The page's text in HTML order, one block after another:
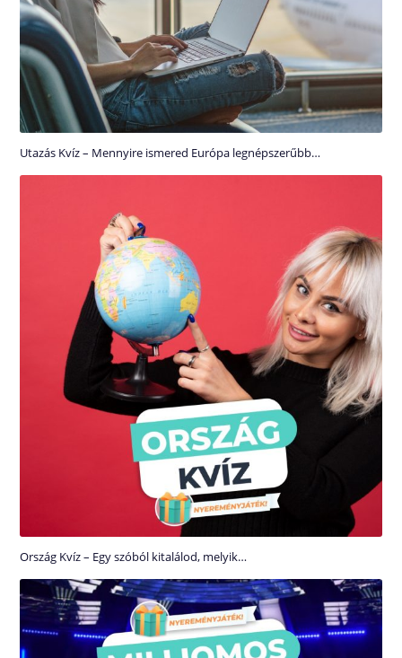
Utazás Kvíz – Mennyire ismered Európa legnépszerűbb…
Ország Kvíz – Egy szóból kitalálod, melyik…